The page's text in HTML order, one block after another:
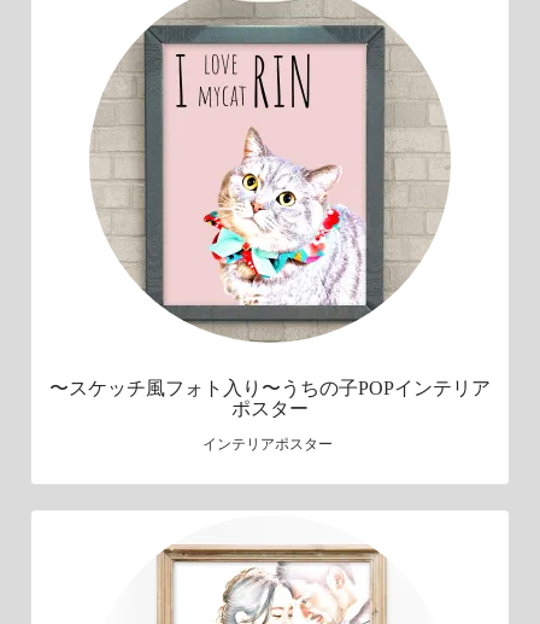
〜スケッチ風フォト入り〜うちの子POPインテリア
ポスター
インテリアポスター